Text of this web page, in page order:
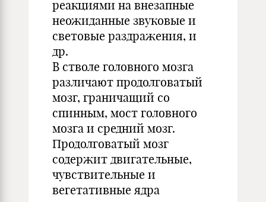
реакциями на внезапные
неожиданные звуковые и
световые раздражения, и
др.
В стволе головного мозга
различают продолговатый
мозг, граничащий со
спинным, мост головного
мозга и средний мозг.
Продолговатый мозг
содержит двигательные,
чувствительные и
вегетативные ядра